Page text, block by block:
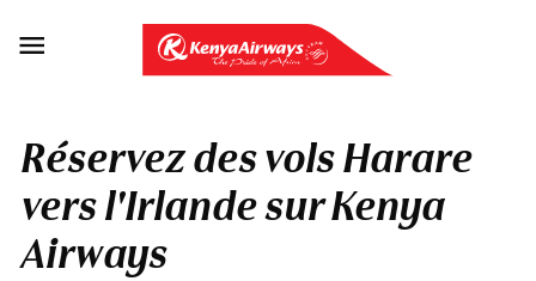

Réservez des vols Harare
vers l'Irlande sur Kenya
Airways